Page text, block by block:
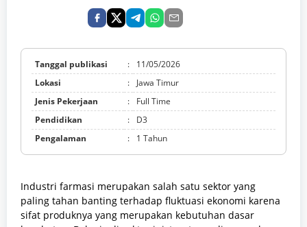
Tanggal publikasi :
11/05/2026
Lokasi
:
Jawa Timur
Jenis Pekerjaan
:
Full Time
Pendidikan
:
D3
Pengalaman
: 1 Tahun
Industri farmasi merupakan salah satu sektor yang
paling tahan banting terhadap fluktuasi ekonomi karena
sifat produknya yang merupakan kebutuhan dasar